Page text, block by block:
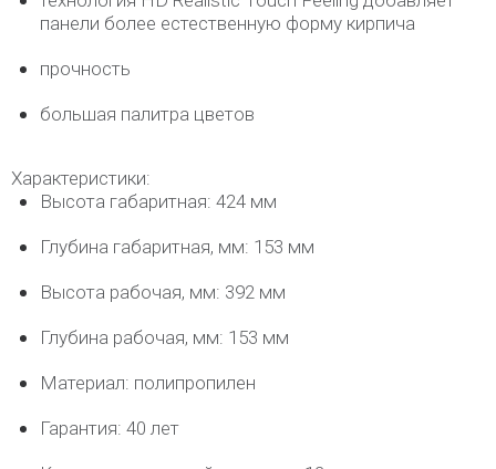
панели более естественную форму кирпича
прочность
большая палитра цветов
Характеристики:
Высота габаритная: 424 мм
Глубина габаритная, мм: 153 мм
Высота рабочая, мм: 392 мм
Глубина рабочая, мм: 153 мм
Материал: полипропилен
Гарантия: 40 лет